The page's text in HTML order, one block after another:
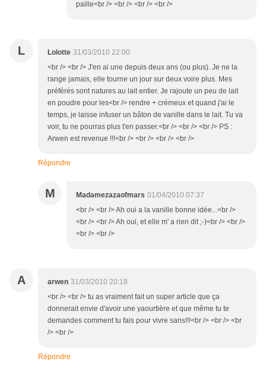
paille<br /> <br /> <br /> <br />
L Lolotte 31/03/2010 22:00
<br /> <br /> J'en ai une depuis deux ans (ou plus). Je ne la
range jamais, elle tourne un jour sur deux voire plus. Mes
préférés sont natures au lait entier. Je rajoute un peu de lait
en poudre pour les<br /> rendre + crémeux et quand j'ai le
temps, je laisse infuser un bâton de vanille dans le lait. Tu va
voir, tu ne pourras plus t'en passer.<br /> <br /> <br /> PS :
Arwen est revenue !!!<br /> <br /> <br /> <br />
Répondre
M Madamezazaofmars 01/04/2010 07:37
<br /> <br /> Ah oui a la vanille bonne idée...<br />
<br /> <br /> Ah oui, et elle m' a rien dit ;-)<br /> <br />
<br /> <br />
A arwen 31/03/2010 20:18
<br /> <br /> tu as vraiment fait un super article que ça
donnerait envie d'avoir une yaourtière et que même tu te
demandes comment tu fais pour vivre sans!!!<br /> <br /> <br
/> <br />
Répondre